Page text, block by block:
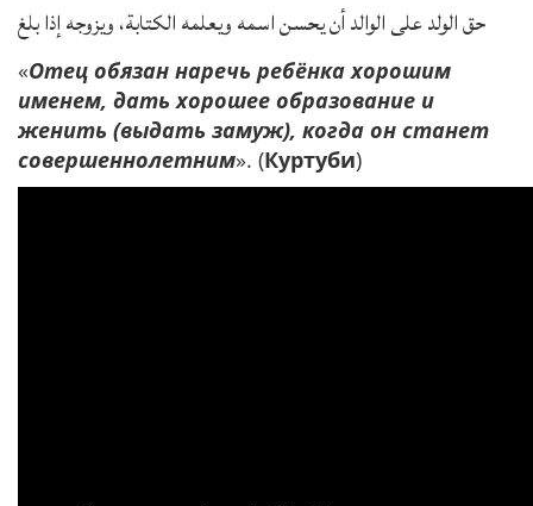
حق الولد على الوالد أن يحسن اسمه ويعلمه الكتابة، ويزوجه إذا بلغ
«Отец обязан наречь ребёнка хорошим
именем, дать хорошее образование и
женить (выдать замуж), когда он станет
совершеннолетним». (Куртуби)